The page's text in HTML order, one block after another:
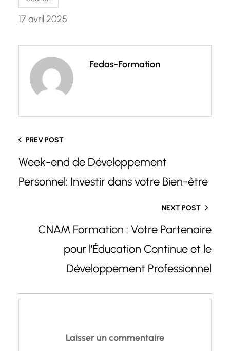
17 avril 2025
Fedas-Formation
PREV POST
Week-end de Développement
Personnel: Investir dans votre Bien-être
NEXT POST
CNAM Formation : Votre Partenaire
pour l’Éducation Continue et le
Développement Professionnel
Laisser un commentaire